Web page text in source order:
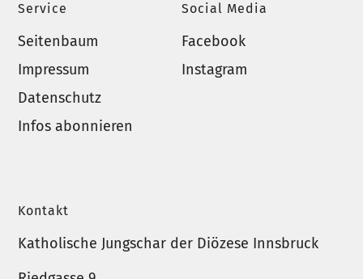
Service
Seitenbaum
Impressum
Datenschutz
Infos abonnieren
Social Media
Facebook
Instagram
Kontakt
Katholische Jungschar der Diözese Innsbruck